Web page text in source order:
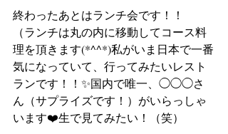
終わったあとはランチ会です！！
（ランチは丸の内に移動してコース料
理を頂きます(*^^*)私がいま日本で一番
気になっていて、行ってみたいレスト
ランです！！✨国内で唯一、◯◯◯さ
ん（サプライズです！）がいらっしゃ
います❤️生で見てみたい！（笑）